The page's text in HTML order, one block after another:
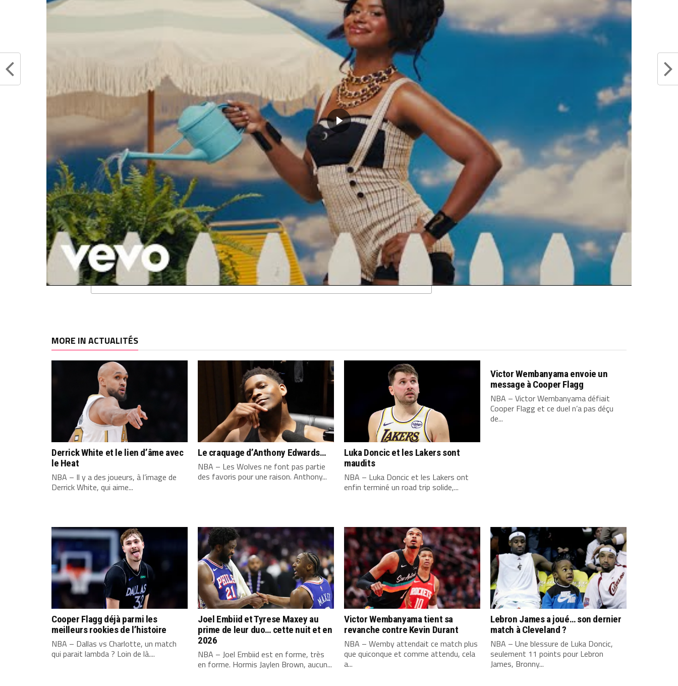
Partager :
Articles similaires
Finales NBA 2024 : Une chance
pour Luka Doncic et Kristaps
Porzingis de régler leurs différends
juin 4, 2024
Dans "Actualités"
Le retour de Kristaps Porzingis
fera-il pencher la balance en faveur
des Celtics ?
juin 2, 2024
Dans "Actualités"
Est-ce que Kawhi Leonard sera
présent pour le match 2 ?
avril 23, 2024
Dans "Actualités"
RELATED TOPICS DALLAS MAVERICKS KAWHI LEONARD
KRISTAPS PORZINGIS
LOS ANGELES CLIPPERS
LUKA DONCIC NBA
CLICK TO COMMENT
MORE IN ACTUALITÉS
Derrick White et le lien d’âme avec
le Heat
NBA – Il y a des joueurs, à l’image de
Derrick White, qui aime...
Le craquage d’Anthony Edwards…
NBA – Les Wolves ne font pas partie
des favoris pour une raison. Anthony...
Luka Doncic et les Lakers sont
maudits
NBA – Luka Doncic et les Lakers ont
enfin terminé un road trip solide,...
Victor Wembanyama envoie un
message à Cooper Flagg
NBA – Victor Wembanyama défiait
Cooper Flagg et ce duel n’a pas déçu
de...
Cooper Flagg déjà parmi les
meilleurs rookies de l’histoire
NBA – Dallas vs Charlotte, un match
qui parait lambda ? Loin de là....
Joel Embiid et Tyrese Maxey au
prime de leur duo… cette nuit et en
2026
NBA – Joel Embiid est en forme, très
en forme. Hormis Jaylen Brown, aucun...
Victor Wembanyama tient sa
revanche contre Kevin Durant
NBA – Wemby attendait ce match plus
que quiconque et comme attendu, cela
a...
Lebron James a joué… son dernier
match à Cleveland ?
NBA – Une blessure de Luka Doncic,
seulement 11 points pour Lebron
James, Bronny...